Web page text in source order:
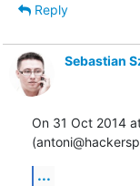
Reply
Sebastian
On 31 Oct 2014
...